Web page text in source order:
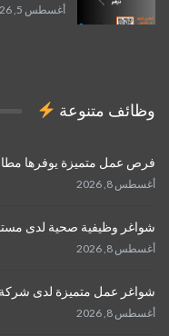
أغسطس 5, 2026
وظائف متنوعة
فرص عمل متميزة يوفرها
أغسطس 8, 2026
شواغر وظيفية صحية لدى
أغسطس 8, 2026
شواغر عمل متميزة لدى شركة
أغسطس 8, 2026